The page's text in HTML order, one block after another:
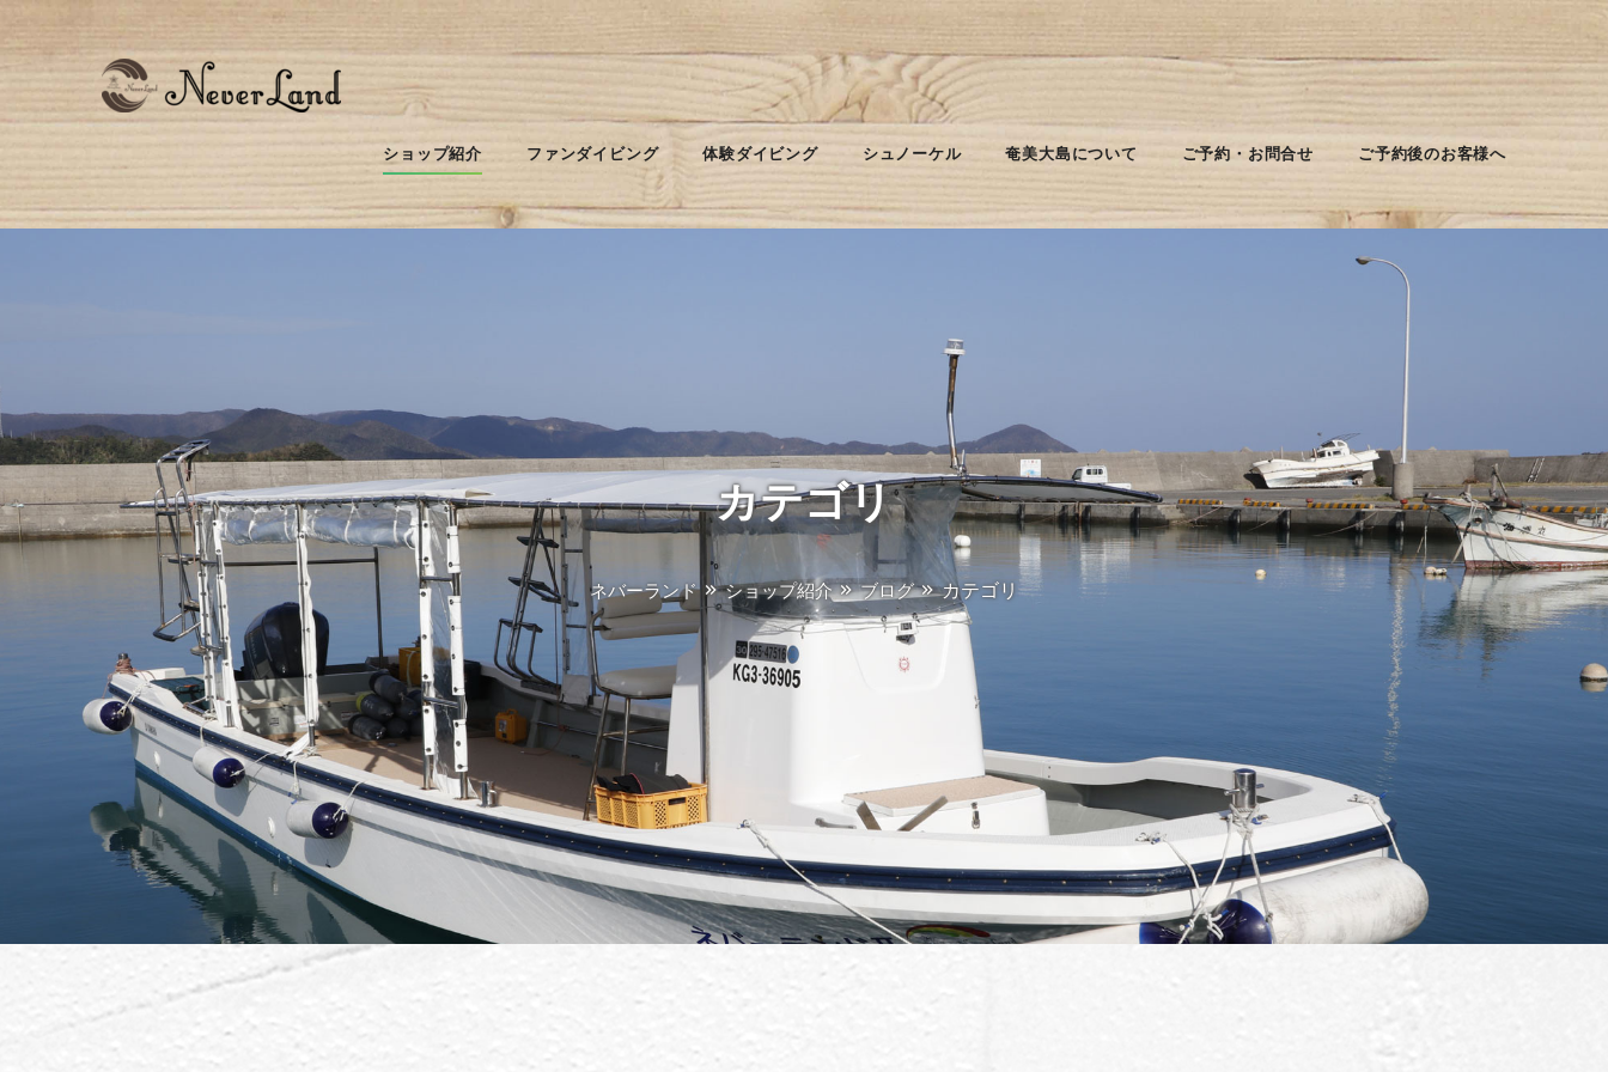
ショップ紹介 ファンダイビング 体験ダイビング シュノーケル 奄美大島について ご予約・お問合せ ご予約後のお客様へ
カテゴリ
ネバーランド ショップ紹介 ブログ カテゴリ